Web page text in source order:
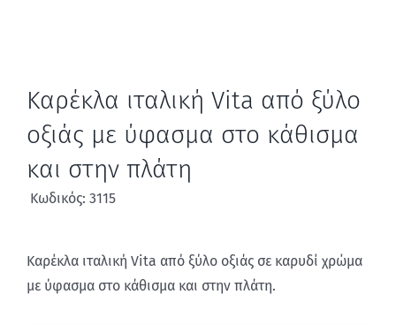
Καρέκλα ιταλική Vita από ξύλο
οξιάς με ύφασμα στο κάθισμα
και στην πλάτη
Κωδικός: 3115
Καρέκλα ιταλική Vita από ξύλο οξιάς σε καρυδί χρώμα
με ύφασμα στο κάθισμα και στην πλάτη.